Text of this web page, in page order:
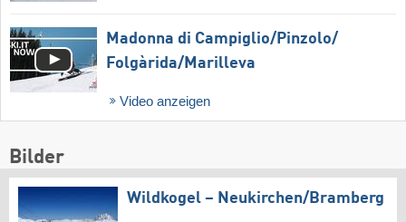
Madonna di Campiglio/​Pinzolo/​
Folgàrida/​Marilleva
Video anzeigen
Bilder
Wildkogel – Neukirchen/​Bramberg